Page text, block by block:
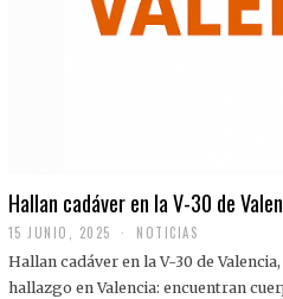
Hallan cadáver en la V-30 de
15 JUNIO, 2025 NOTICIAS
Hallan cadáver en la V-30 de
hallazgo en Valencia: encuentran